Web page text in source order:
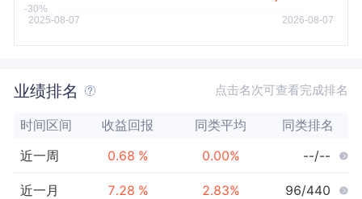
业绩排名 点击名次可查看完成排名
时间区间 收益回报 同类平均 同类排名
近一周 0.68 % 0.00% --/--
近一月 7.28 % 2.83% 96/440